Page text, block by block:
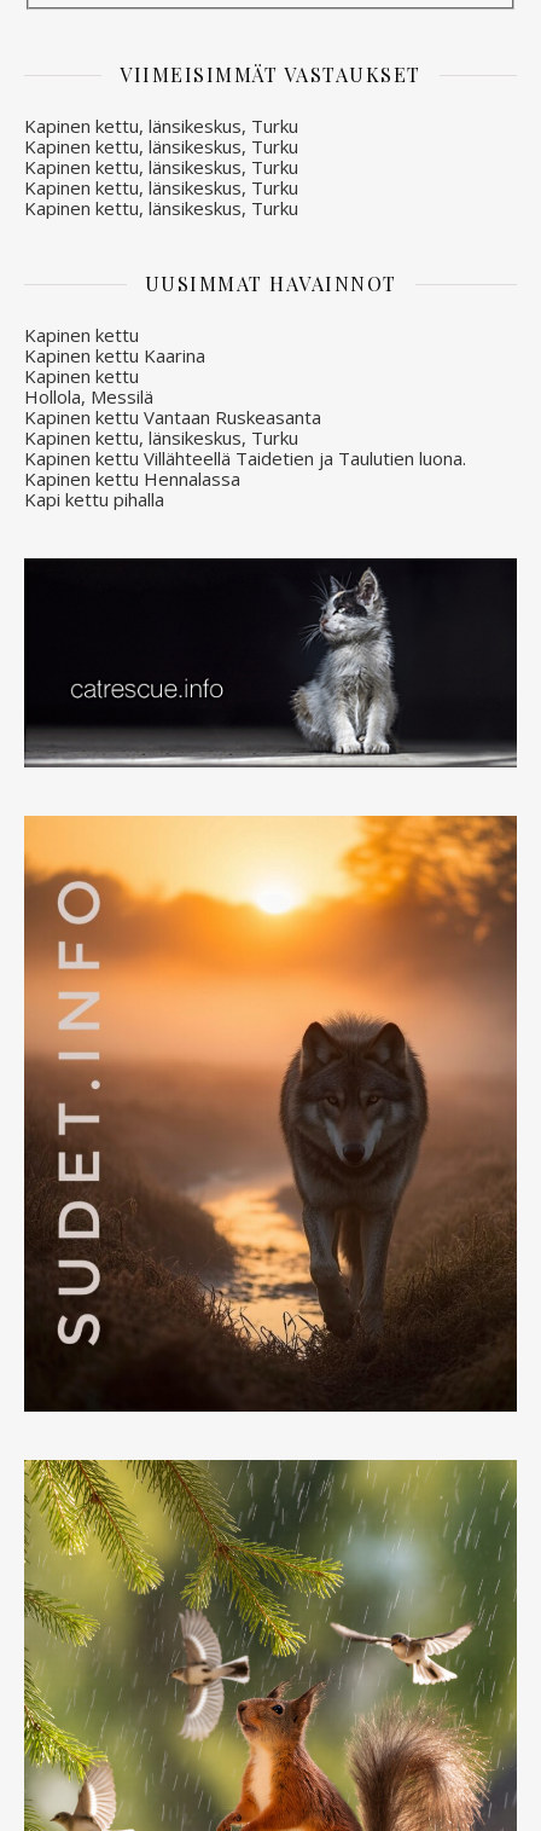
VIIMEISIMMÄT VASTAUKSET
Kapinen kettu, länsikeskus, Turku
Kapinen kettu, länsikeskus, Turku
Kapinen kettu, länsikeskus, Turku
Kapinen kettu, länsikeskus, Turku
Kapinen kettu, länsikeskus, Turku
UUSIMMAT HAVAINNOT
Kapinen kettu
Kapinen kettu Kaarina
Kapinen kettu
Hollola, Messilä
Kapinen kettu Vantaan Ruskeasanta
Kapinen kettu, länsikeskus, Turku
Kapinen kettu Villähteellä Taidetien ja Taulutien luona.
Kapinen kettu Hennalassa
Kapi kettu pihalla